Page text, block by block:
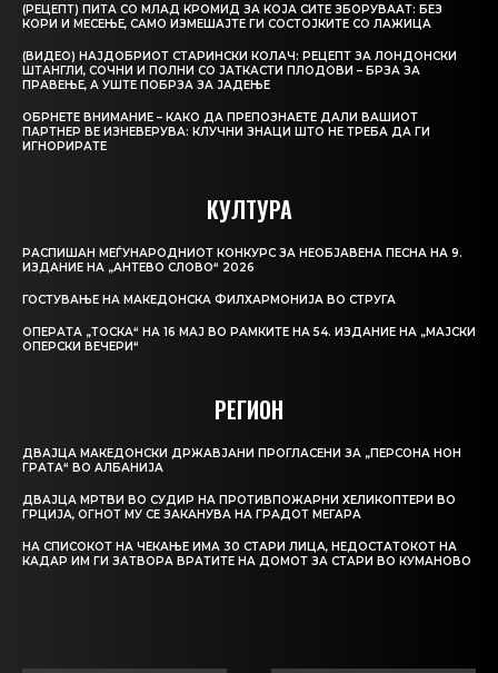
(РЕЦЕПТ) ПИТА СО МЛАД КРОМИД ЗА КОЈА СИТЕ ЗБОРУВААТ: БЕЗ
КОРИ И МЕСЕЊЕ, САМО ИЗМЕШАЈТЕ ГИ СОСТОЈКИТЕ СО ЛАЖИЦА
(ВИДЕО) НАЈДОБРИОТ СТАРИНСКИ КОЛАЧ: РЕЦЕПТ ЗА ЛОНДОНСКИ
ШТАНГЛИ, СОЧНИ И ПОЛНИ СО ЈАТКАСТИ ПЛОДОВИ – БРЗА ЗА
ПРАВЕЊЕ, А УШТЕ ПОБРЗА ЗА ЈАДЕЊЕ
ОБРНЕТЕ ВНИМАНИЕ – КАКО ДА ПРЕПОЗНАЕТЕ ДАЛИ ВАШИОТ
ПАРТНЕР ВЕ ИЗНЕВЕРУВА: КЛУЧНИ ЗНАЦИ ШТО НЕ ТРЕБА ДА ГИ
ИГНОРИРАТЕ
КУЛТУРА
РАСПИШАН МЕЃУНАРОДНИОТ КОНКУРС ЗА НЕОБЈАВЕНА ПЕСНА НА 9.
ИЗДАНИЕ НА „АНТЕВО СЛОВО“ 2026
ГОСТУВАЊЕ НА МАКЕДОНСКА ФИЛХАРМОНИЈА ВО СТРУГА
ОПЕРАТА „ТОСКА“ НА 16 МАЈ ВО РАМКИТЕ НА 54. ИЗДАНИЕ НА „МАЈСКИ
ОПЕРСКИ ВЕЧЕРИ“
РЕГИОН
ДВАЈЦА МАКЕДОНСКИ ДРЖАВЈАНИ ПРОГЛАСЕНИ ЗА „ПЕРСОНА НОН
ГРАТА“ ВО АЛБАНИЈА
ДВАЈЦА МРТВИ ВО СУДИР НА ПРОТИВПОЖАРНИ ХЕЛИКОПТЕРИ ВО
ГРЦИЈА, ОГНОТ МУ СЕ ЗАКАНУВА НА ГРАДОТ МЕГАРА
НА СПИСОКОТ НА ЧЕКАЊЕ ИМА 30 СТАРИ ЛИЦА, НЕДОСТАТОКОТ НА
КАДАР ИМ ГИ ЗАТВОРА ВРАТИТЕ НА ДОМОТ ЗА СТАРИ ВО КУМАНОВО